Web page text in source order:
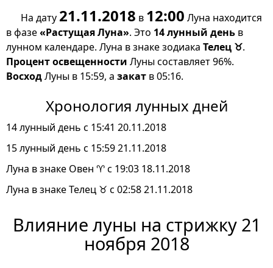
На дату 21.11.2018 в 12:00 Луна находится
в фазе«Растущая Луна». Это 14 лунный день в
лунном календаре. Луна в знаке зодиака Телец ♉.
Процент освещенности Луны составляет 96%.
ВосходЛуны в 15:59, а закат в 05:16.
Хронология лунных дней
14 лунный день с 15:41 20.11.2018
15 лунный день с 15:59 21.11.2018
Луна в знаке Овен ♈ с 19:03 18.11.2018
Луна в знаке Телец ♉ с 02:58 21.11.2018
Влияние луны на стрижку 21
ноября 2018